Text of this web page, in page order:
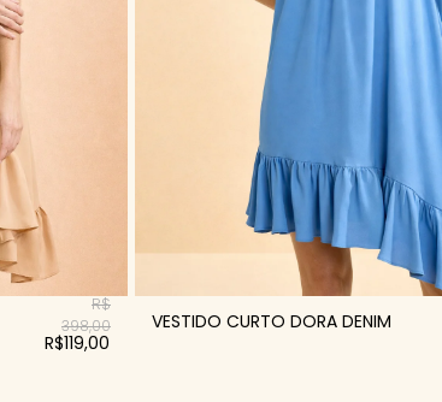
R$
398,00
R$119,00
VESTIDO CURTO DORA DENIM